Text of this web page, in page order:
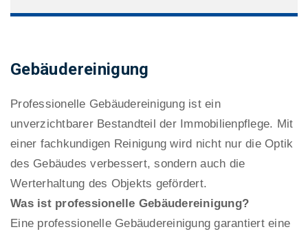
Gebäudereinigung
Professionelle Gebäudereinigung ist ein
unverzichtbarer Bestandteil der Immobilienpflege. Mit
einer fachkundigen Reinigung wird nicht nur die Optik
des Gebäudes verbessert, sondern auch die
Werterhaltung des Objekts gefördert.
Was ist professionelle Gebäudereinigung?
Eine professionelle Gebäudereinigung garantiert eine